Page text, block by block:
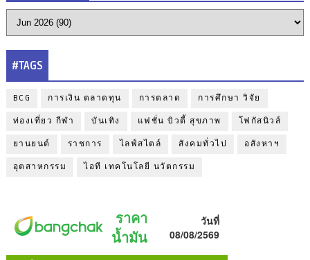
#TAGS
BCG การเงิน ตลาดทุน การตลาด การศึกษา วิจัย
ท่องเที่ยว กีฬา บันเทิง แฟชั่น บิวตี้ สุขภาพ โฟกัสนิวส์
ยานยนต์ ราชการ ไลฟ์สไตล์ สังคมทั่วไป อสังหาฯ
อุตสาหกรรม ไอที เทคโนโลยี นวัตกรรม